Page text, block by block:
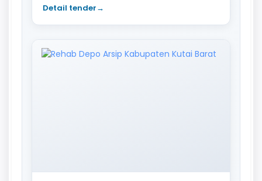
Detail tender→